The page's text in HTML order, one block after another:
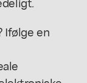
Ifølge en